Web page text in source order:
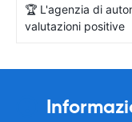
🏆 L'agenzia di
valutazioni positive